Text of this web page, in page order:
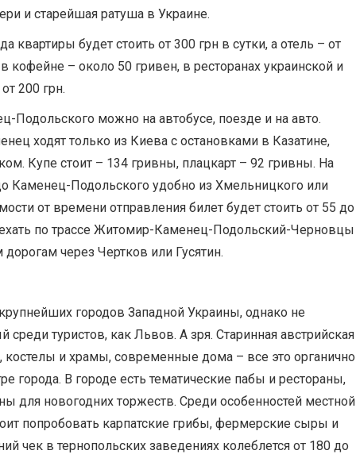
и старейшая ратуша в Украине.
квартиры будет стоить от 300 грн в сутки, а отель – от
кофейне – около 50 гривен, в ресторанах украинской и
200 грн.
Подольского можно на автобусе, поезде и на авто.
ходят только из Киева с остановками в Казатине,
Купе стоит – 134 гривны, плацкарт – 92 гривны. На
Каменец-Подольского удобно из Хмельницкого или
от времени отправления билет будет стоить от 55 до
ехать по трассе Житомир-Каменец-Подольский-Черновцы
через Чертков или Гусятин.
городов Западной Украины, однако не
среди туристов, как Львов. А зря. Старинная австрийская
костелы и храмы, современные дома – все это органично
города. В городе есть тематические пабы и рестораны,
для новогодних торжеств. Среди особенностей местной
попробовать карпатские грибы, фермерские сыры и
чек в тернопольских заведениях колеблется от 180 до